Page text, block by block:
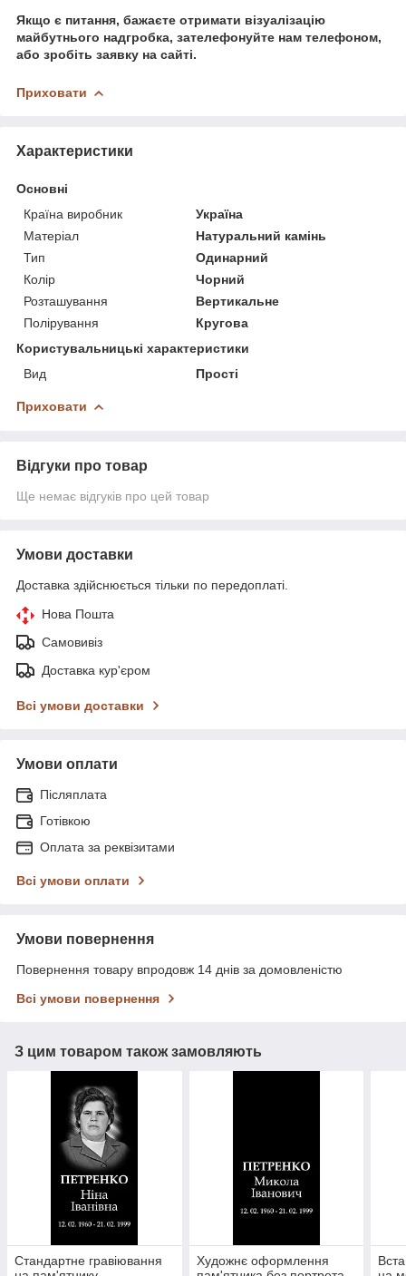
Якщо є питання, бажаєте отримати візуалізацію
майбутнього надгробка, зателефонуйте нам телефоном,
або зробіть заявку на сайті.
Приховати
Характеристики
Основні
Країна виробник
Україна
Матеріал
Натуральний камінь
Тип
Одинарний
Колір
Чорний
Розташування
Вертикальне
Полірування
Кругова
Користувальницькі характеристики
Вид
Прості
Приховати
Відгуки про товар
Ще немає відгуків про цей товар
Умови доставки
Доставка здійснюється тільки по передоплаті.
Нова Пошта
Самовивіз
Доставка кур'єром
Всі умови доставки
Умови оплати
Післяплата
Готівкою
Оплата за реквізитами
Всі умови оплати
Умови повернення
Повернення товару впродовж 14 днів за домовленістю
Всі умови повернення
З цим товаром також замовляють
Стандартне гравіювання
Художнє оформлення